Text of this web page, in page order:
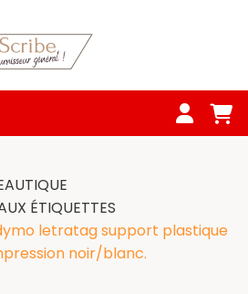
ÉTIQUETTES
letratag support plastique
noir/blanc.